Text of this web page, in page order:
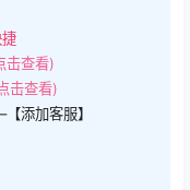
击查看)
击查看)
添加客服】